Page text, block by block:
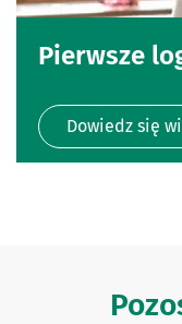
Pierwsze
Dowiedz się